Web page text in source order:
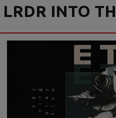
LRDR INTO